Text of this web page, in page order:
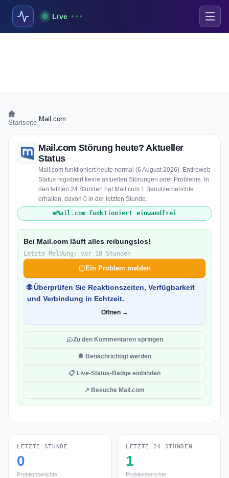
Live
Startseite Mail.com
Mail.com Störung heute? Aktueller
Status
Mail.com funktioniert heute normal (6 August 2026). Entireweb
Status registriert keine aktuellen Störungen oder Probleme. In
den letzten 24 Stunden hat Mail.com 1 Benutzerberichte
erhalten, davon 0 in der letzten Stunde.
Mail.com funktioniert einwandfrei
Bei Mail.com läuft alles reibungslos!
Letzte Meldung: vor 18 Stunden
Ein Problem melden
🌐 Überprüfen Sie Reaktionszeiten, Verfügbarkeit
und Verbindung in Echtzeit.
Öffnen →
Zu den Kommentaren springen
🔔 Benachrichtigt werden
📋 Live-Status-Badge einbinden
↗ Besuche Mail.com
LETZTE STUNDE
0
Problemberichte
LETZTE 24 STUNDEN
1
Problemberichte